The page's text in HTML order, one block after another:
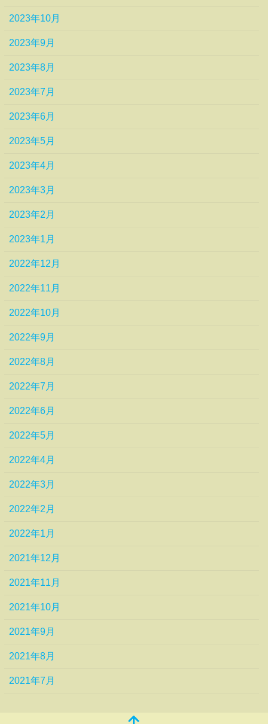
2023年10月
2023年9月
2023年8月
2023年7月
2023年6月
2023年5月
2023年4月
2023年3月
2023年2月
2023年1月
2022年12月
2022年11月
2022年10月
2022年9月
2022年8月
2022年7月
2022年6月
2022年5月
2022年4月
2022年3月
2022年2月
2022年1月
2021年12月
2021年11月
2021年10月
2021年9月
2021年8月
2021年7月